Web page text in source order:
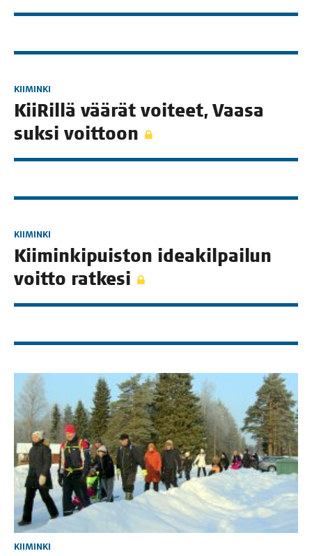
KIIMINKI
Kii­Ril­lä vää­rät voi­teet, Vaa­sa
suk­si voittoon
KIIMINKI
Kii­min­ki­puis­ton idea­kil­pai­lun
voit­to ratkesi
KIIMINKI